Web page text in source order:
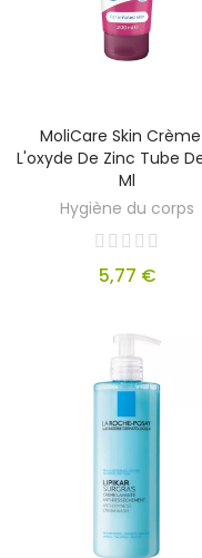
MoliCare Skin
L'oxyde De Zinc Tube
Ml
Hygiène du corps
5,77 €